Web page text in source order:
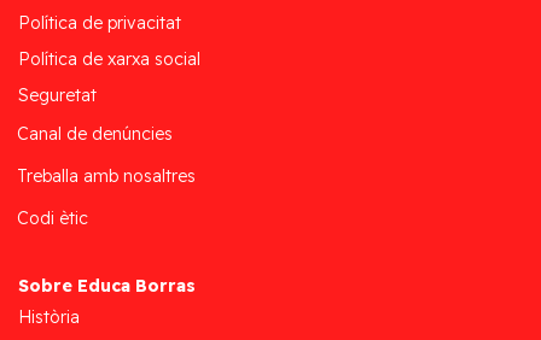
Política de privacitat
Política de xarxa social
Seguretat
Canal de denúncies
Treballa amb nosaltres
Codi ètic
Sobre Educa Borras
Història